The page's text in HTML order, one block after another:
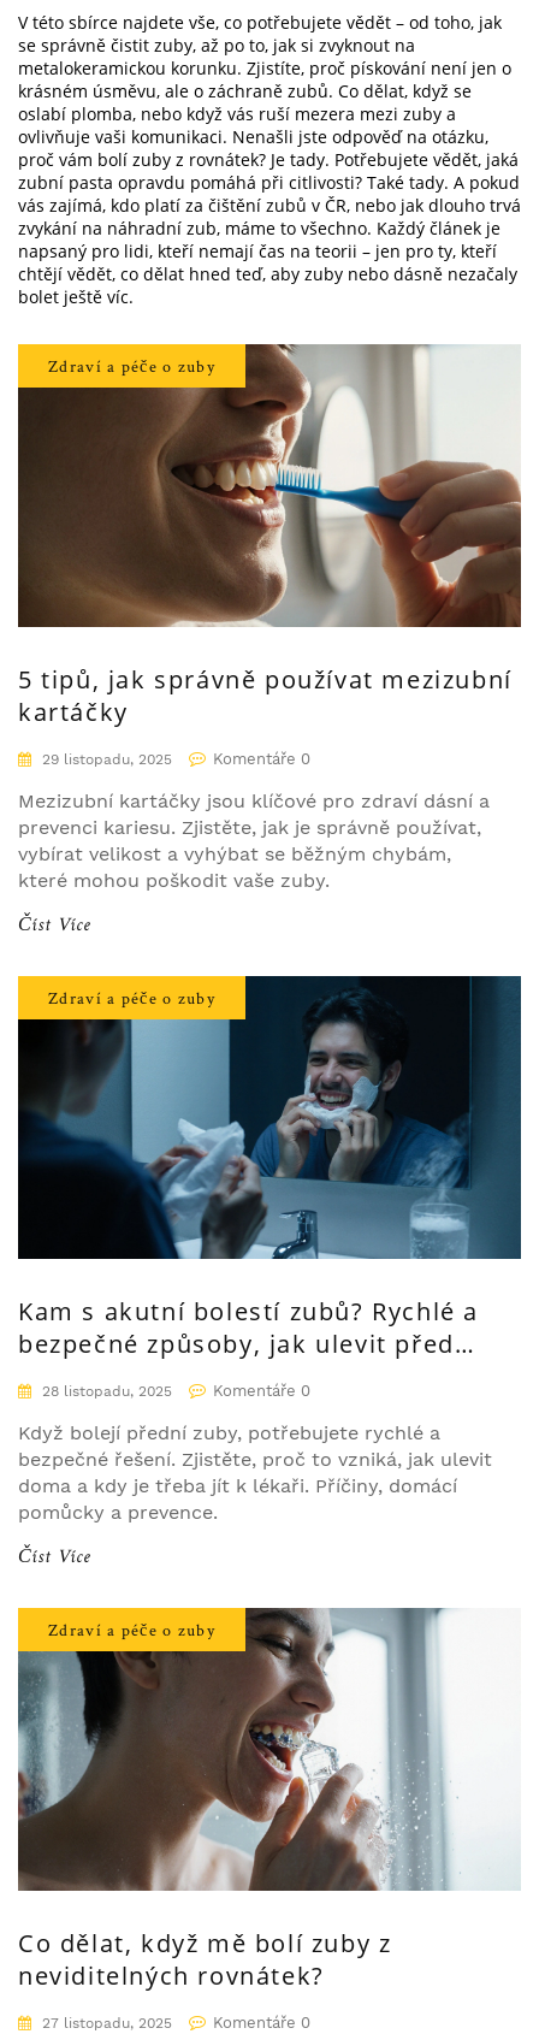
V této sbírce najdete vše, co potřebujete vědět – od toho, jak
se správně čistit zuby, až po to, jak si zvyknout na
metalokeramickou korunku. Zjistíte, proč pískování není jen o
krásném úsměvu, ale o záchraně zubů. Co dělat, když se
oslabí plomba, nebo když vás ruší mezera mezi zuby a
ovlivňuje vaši komunikaci. Nenašli jste odpověď na otázku,
proč vám bolí zuby z rovnátek? Je tady. Potřebujete vědět, jaká
zubní pasta opravdu pomáhá při citlivosti? Také tady. A pokud
vás zajímá, kdo platí za čištění zubů v ČR, nebo jak dlouho trvá
zvykání na náhradní zub, máme to všechno. Každý článek je
napsaný pro lidi, kteří nemají čas na teorii – jen pro ty, kteří
chtějí vědět, co dělat hned teď, aby zuby nebo dásně nezačaly
bolet ještě víc.
Zdraví a péče o zuby
5 tipů, jak správně používat mezizubní
kartáčky
29 listopadu, 2025 Komentáře 0
Mezizubní kartáčky jsou klíčové pro zdraví dásní a
prevenci kariesu. Zjistěte, jak je správně používat,
vybírat velikost a vyhýbat se běžným chybám,
které mohou poškodit vaše zuby.
Číst Více
Zdraví a péče o zuby
Kam s akutní bolestí zubů? Rychlé a
bezpečné způsoby, jak ulevit před
bolestí předních zubů
28 listopadu, 2025 Komentáře 0
Když bolejí přední zuby, potřebujete rychlé a
bezpečné řešení. Zjistěte, proč to vzniká, jak ulevit
doma a kdy je třeba jít k lékaři. Příčiny, domácí
pomůcky a prevence.
Číst Více
Zdraví a péče o zuby
Co dělat, když mě bolí zuby z
neviditelných rovnátek?
27 listopadu, 2025 Komentáře 0